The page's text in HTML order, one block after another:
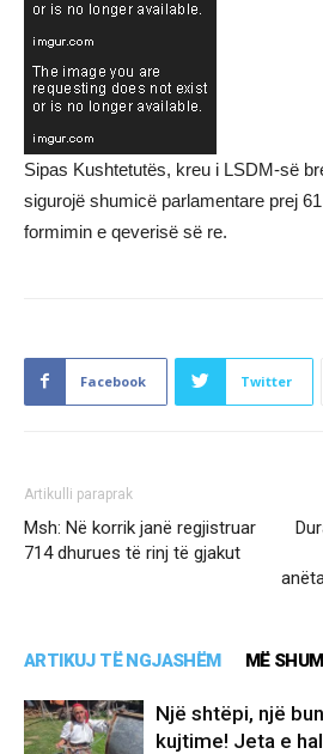
Sipas Kushtetutës, kreu i LSDM-së
sigurojë shumicë parlamentare prej
formimin e qeverisë së re.
Facebook Twitter
Artikulli paraprak
Msh: Në korrik janë regjistruar
714 dhurues të rinj të gjakut
ARTIKUJ TË NGJASHËM MË
Një shtëpi, një
kujtime! Jeta e